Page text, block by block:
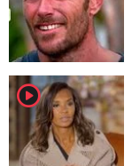
player2